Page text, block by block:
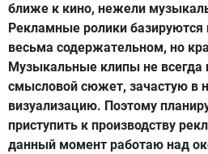
ближе к кино, нежели
Рекламные ролики
весьма содержательном, но
Музыкальные клипы не
смысловой сюжет, зачастую в
визуализацию. Поэтому
приступить к производству
данный момент работаю над